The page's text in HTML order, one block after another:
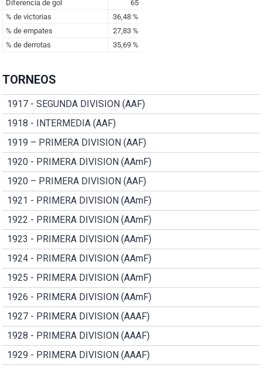
TORNEOS
1917 - SEGUNDA DIVISION (AAF)
1918 - INTERMEDIA (AAF)
1919 – PRIMERA DIVISION (AAF)
1920 - PRIMERA DIVISION (AAmF)
1920 – PRIMERA DIVISION (AAF)
1921 - PRIMERA DIVISION (AAmF)
1922 - PRIMERA DIVISION (AAmF)
1923 - PRIMERA DIVISION (AAmF)
1924 - PRIMERA DIVISION (AAmF)
1925 - PRIMERA DIVISION (AAmF)
1926 - PRIMERA DIVISION (AAmF)
1927 - PRIMERA DIVISION (AAAF)
1928 - PRIMERA DIVISION (AAAF)
1929 - PRIMERA DIVISION (AAAF)